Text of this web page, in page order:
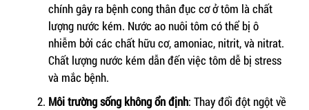
chính gây ra bệnh cong thân đục cơ ở tôm là chất
lượng nước kém. Nước ao nuôi tôm có thể bị ô
nhiễm bởi các chất hữu cơ, amoniac, nitrit, và nitrat.
Chất lượng nước kém dẫn đến việc tôm dễ bị stress
và mắc bệnh.
Môi trường sống không ổn định: Thay đổi đột ngột về